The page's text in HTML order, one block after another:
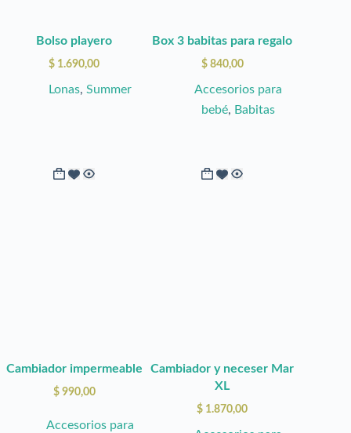
Bolso playero
$ 1.690,00
Lonas, Summer
Box 3 babitas para regalo
$840,00
Accesorios para
bebé, Babitas
Cambiador impermeable
$990,00
Accesorios para
Cambiador y neceser Mar
XL
$ 1.870,00